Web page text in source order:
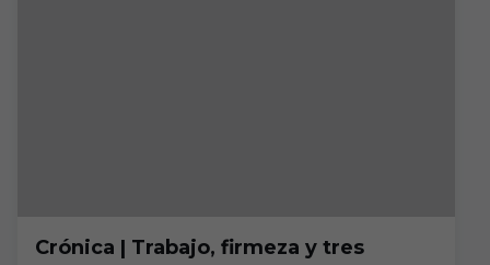
Crónica | Trabajo, firmeza y tres